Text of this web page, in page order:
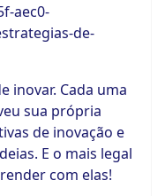
aec0-
de-
inovar. Cada uma
sua própria
de inovação e
E o mais legal
com elas!